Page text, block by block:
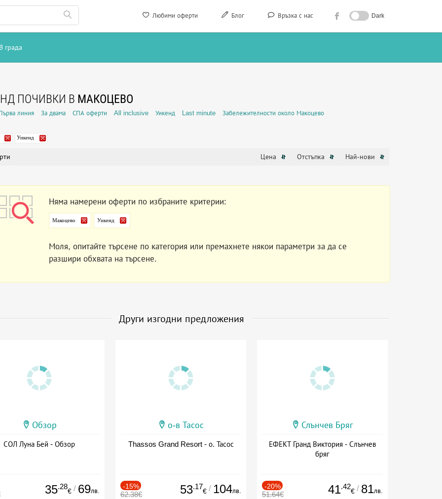
Любими оферти Блог Връзка с нас Dark
В града
ПОЧИВКИ В МАКОЦЕВО
линия За двама СПА оферти All inclusive Уикенд Last minute Забележителности около Макоцево
Уикенд
Цена Отстъпка Най-нови
Няма намерени оферти по избраните критерии:
Макоцево Уикенд
Моля, опитайте търсене по категория или премахнете някои параметри за да се
разшири обхвата на търсене.
Други изгодни предложения
Обзор
СОЛ Луна Бей - Обзор
35.28
€ / 69лв.
о-в Тасос
Thassos Grand Resort - о. Тасос
-15%
62.38€ 53.17
€ / 104лв.
Слънчев Бряг
ЕФЕКТ Гранд Виктория - Слънчев
бряг
-20%
51.64€ 41.42
€ / 81лв.